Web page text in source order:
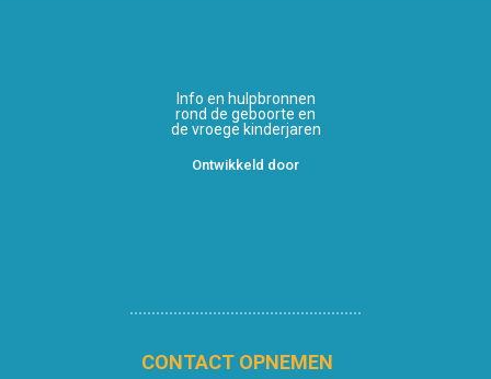
Info en hulpbronnen
rond de geboorte en
de vroege kinderjaren
Ontwikkeld door
CONTACT OPNEMEN